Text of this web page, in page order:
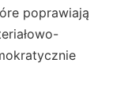
poprawiają